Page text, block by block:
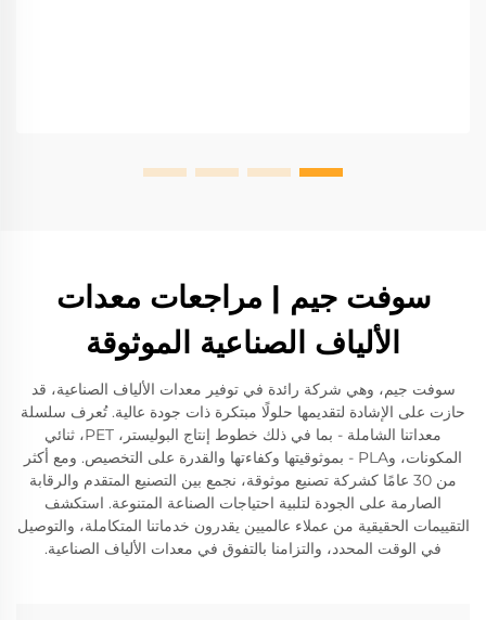
سوفت جيم | مراجعات معدات
الألياف الصناعية الموثوقة
سوفت جيم، وهي شركة رائدة في توفير معدات الألياف الصناعية، قد
حازت على الإشادة لتقديمها حلولًا مبتكرة ذات جودة عالية. تُعرف سلسلة
معداتنا الشاملة - بما في ذلك خطوط إنتاج البوليستر، PET، ثنائي
المكونات، وPLA - بموثوقيتها وكفاءتها والقدرة على التخصيص. ومع أكثر
من 30 عامًا كشركة تصنيع موثوقة، نجمع بين التصنيع المتقدم والرقابة
الصارمة على الجودة لتلبية احتياجات الصناعة المتنوعة. استكشف
التقييمات الحقيقية من عملاء عالميين يقدرون خدماتنا المتكاملة، والتوصيل
في الوقت المحدد، والتزامنا بالتفوق في معدات الألياف الصناعية.